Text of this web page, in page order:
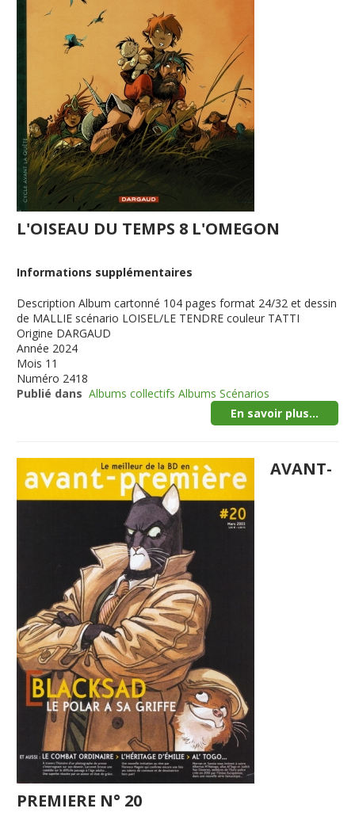
L'OISEAU DU TEMPS 8 L'OMEGON
Informations supplémentaires
Description Album cartonné 104 pages format 24/32 et dessin
de MALLIE scénario LOISEL/LE TENDRE couleur TATTI
Origine DARGAUD
Année 2024
Mois 11
Numéro 2418
Publié dans Albums collectifs Albums Scénarios
En savoir plus...
AVANT-
PREMIERE N° 20